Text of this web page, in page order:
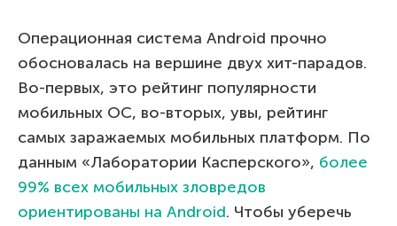
Операционная система Android прочно
обосновалась на вершине двух хит-парадов.
Во-первых, это рейтинг популярности
мобильных ОС, во-вторых, увы, рейтинг
самых заражаемых мобильных платформ. По
данным «Лаборатории Касперского», более
99% всех мобильных зловредов
ориентированы на Android. Чтобы уберечь